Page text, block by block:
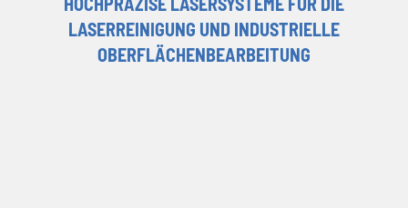
LASERREINIGUNG UND INDUSTRIELLE
OBERFLÄCHENBEARBEITUNG